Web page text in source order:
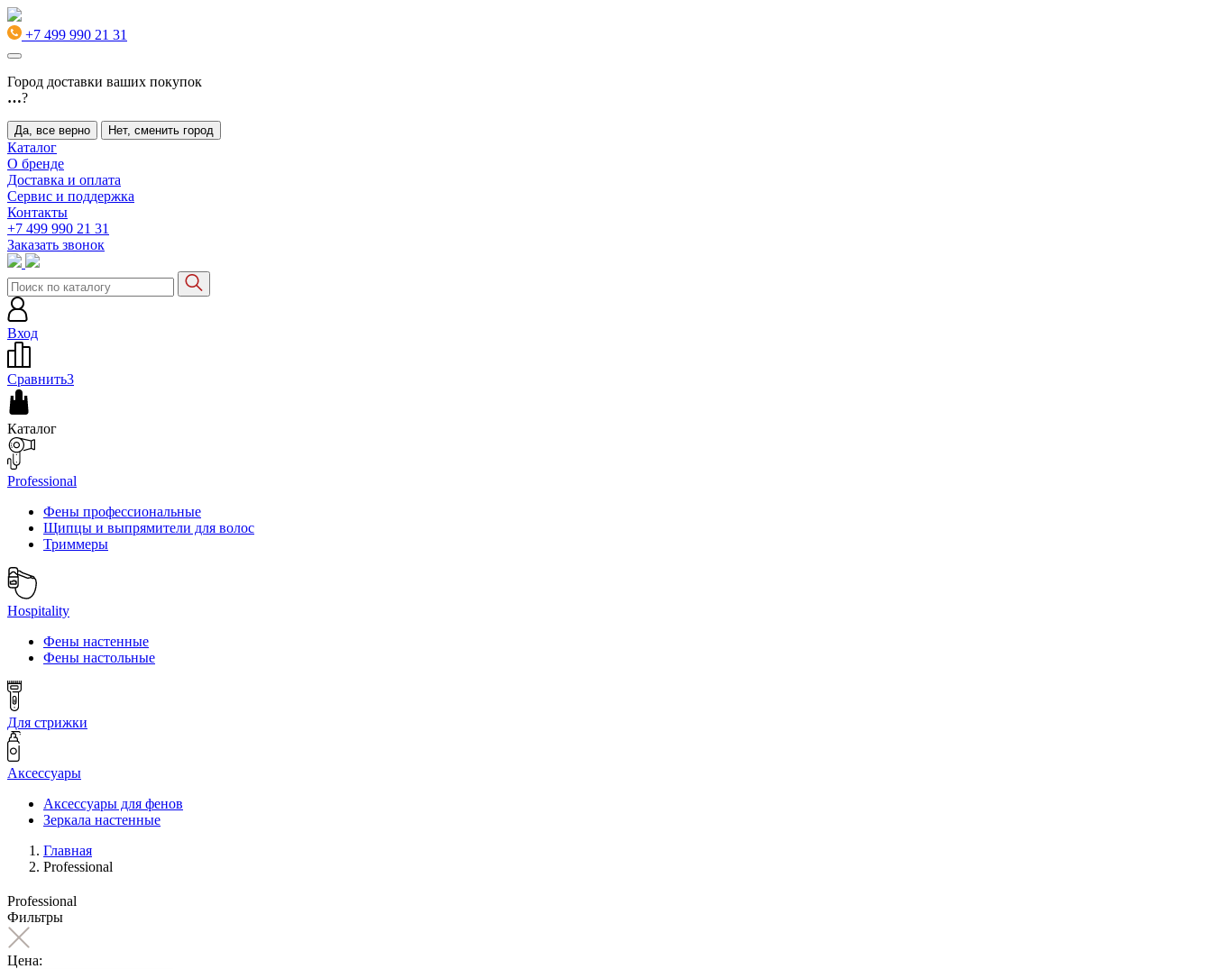
+7 499 990 21 31
Город доставки ваших покупок
…?
Да, все верно Нет, сменить город
Каталог
О бренде
Доставка и оплата
Сервис и поддержка
Контакты
+7 499 990 21 31
Заказать звонок
Вход
Сравнить3
Каталог
Professional
Фены профессиональные
Щипцы и выпрямители для волос
Триммеры
Hospitality
Фены настенные
Фены настольные
Для стрижки
Аксессуары
Аксессуары для фенов
Зеркала настенные
Главная
Professional
Professional
Фильтры
Цена: